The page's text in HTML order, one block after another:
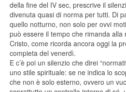
della fine del IV sec, prescrive il
divenuta quasi di norma per tutti. Di
quello notturno, non solo per ovvi
può essere il tempo che rimanda alla
Cristo, come ricorda ancora oggi la
compieta del venerdì.
E c’è poi un silenzio che direi
uno stile spirituale: se ne indica lo
che non è solo esterno, ovvero un